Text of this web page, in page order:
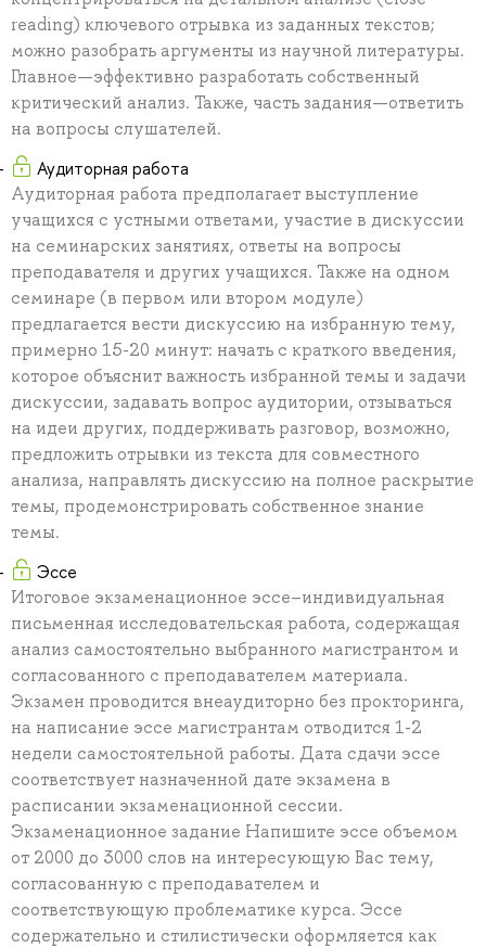
reading) ключевого отрывка из заданных текстов;
можно разобрать аргументы из научной литературы.
Главное—эффективно разработать собственный
критический анализ. Также, часть задания—ответить
на вопросы слушателей.
Аудиторная работа
Аудиторная работа предполагает выступление
учащихся с устными ответами, участие в дискуссии
на семинарских занятиях, ответы на вопросы
преподавателя и других учащихся. Также на одном
семинаре (в первом или втором модуле)
предлагается вести дискуссию на избранную тему,
примерно 15-20 минут: начать с краткого введения,
которое объяснит важность избранной темы и задачи
дискуссии, задавать вопрос аудитории, отзываться
на идеи других, поддерживать разговор, возможно,
предложить отрывки из текста для совместного
анализа, направлять дискуссию на полное раскрытие
темы, продемонстрировать собственное знание
темы.
Эссе
Итоговое экзаменационное эссе–индивидуальная
письменная исследовательская работа, содержащая
анализ самостоятельно выбранного магистрантом и
согласованного с преподавателем материала.
Экзамен проводится внеаудиторно без прокторинга,
на написание эссе магистрантам отводится 1-2
недели самостоятельной работы. Дата сдачи эссе
соответствует назначенной дате экзамена в
расписании экзаменационной сессии.
Экзаменационное задание Напишите эссе объемом
от 2000 до 3000 слов на интересующую Вас тему,
согласованную с преподавателем и
соответствующую проблематике курса. Эссе
содержательно и стилистически оформляется как